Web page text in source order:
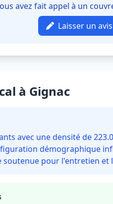
avez fait appel à un
Laisser un avis
à Gignac
avec une densité de
démographique
soutenue pour l'entretien et